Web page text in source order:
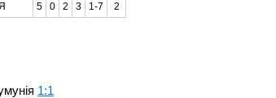
5 0 2 3 1-7 2
1:1